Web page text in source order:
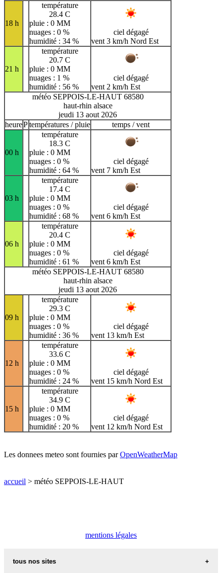
18 h
température
28.4 C
pluie : 0 MM
nuages : 0 %
humidité : 34 %
ciel dégagé
vent 3 km/h Nord Est
21 h
température
20.7 C
pluie : 0 MM
nuages : 1 %
humidité : 56 %
ciel dégagé
vent 2 km/h Est
météo SEPPOIS-LE-HAUT 68580
haut-rhin alsace
jeudi 13 aout 2026
heurePtempératures / pluie temps / vent
00 h
température
18.3 C
pluie : 0 MM
nuages : 0 %
humidité : 64 %
ciel dégagé
vent 7 km/h Est
03 h
température
17.4 C
pluie : 0 MM
nuages : 0 %
humidité : 68 %
ciel dégagé
vent 6 km/h Est
06 h
température
20.4 C
pluie : 0 MM
nuages : 0 %
humidité : 61 %
ciel dégagé
vent 6 km/h Est
météo SEPPOIS-LE-HAUT 68580
haut-rhin alsace
jeudi 13 aout 2026
09 h
température
29.3 C
pluie : 0 MM
nuages : 0 %
humidité : 36 %
ciel dégagé
vent 13 km/h Est
12 h
température
33.6 C
pluie : 0 MM
nuages : 0 %
humidité : 24 %
ciel dégagé
vent 15 km/h Nord Est
15 h
température
34.9 C
pluie : 0 MM
nuages : 0 %
humidité : 20 %
ciel dégagé
vent 12 km/h Nord Est
Les donnees meteo sont fournies parOpenWeatherMap
accueil > météo SEPPOIS-LE-HAUT
mentions légales
tous nos sites